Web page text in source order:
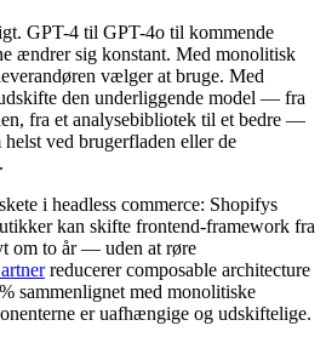
GPT-4 til GPT-4o til kommende
ændrer sig konstant. Med monolitisk
vælger at bruge. Med
den underliggende model — fra
fra et analysebibliotek til et bedre —
ved brugerfladen eller de
i headless commerce: Shopifys
kan skifte frontend-framework fra
om to år — uden at røre
reducerer composable architecture
sammenlignet med monolitiske
er uafhængige og udskiftelige.